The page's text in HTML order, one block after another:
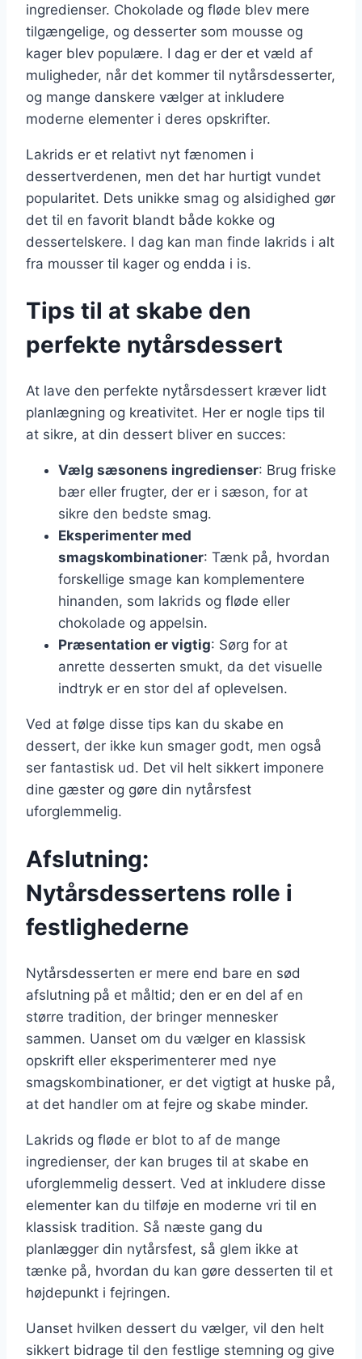
ingredienser. Chokolade og fløde blev mere
tilgængelige, og desserter som mousse og
kager blev populære. I dag er der et væld af
muligheder, når det kommer til nytårsdesserter,
og mange danskere vælger at inkludere
moderne elementer i deres opskrifter.
Lakrids er et relativt nyt fænomen i
dessertverdenen, men det har hurtigt vundet
popularitet. Dets unikke smag og alsidighed gør
det til en favorit blandt både kokke og
dessertelskere. I dag kan man finde lakrids i alt
fra mousser til kager og endda i is.
Tips til at skabe den
perfekte nytårsdessert
At lave den perfekte nytårsdessert kræver lidt
planlægning og kreativitet. Her er nogle tips til
at sikre, at din dessert bliver en succes:
Vælg sæsonens ingredienser: Brug friske
bær eller frugter, der er i sæson, for at
sikre den bedste smag.
Eksperimenter med
smagskombinationer: Tænk på, hvordan
forskellige smage kan komplementere
hinanden, som lakrids og fløde eller
chokolade og appelsin.
Præsentation er vigtig: Sørg for at
anrette desserten smukt, da det visuelle
indtryk er en stor del af oplevelsen.
Ved at følge disse tips kan du skabe en
dessert, der ikke kun smager godt, men også
ser fantastisk ud. Det vil helt sikkert imponere
dine gæster og gøre din nytårsfest
uforglemmelig.
Afslutning:
Nytårsdessertens rolle i
festlighederne
Nytårsdesserten er mere end bare en sød
afslutning på et måltid; den er en del af en
større tradition, der bringer mennesker
sammen. Uanset om du vælger en klassisk
opskrift eller eksperimenterer med nye
smagskombinationer, er det vigtigt at huske på,
at det handler om at fejre og skabe minder.
Lakrids og fløde er blot to af de mange
ingredienser, der kan bruges til at skabe en
uforglemmelig dessert. Ved at inkludere disse
elementer kan du tilføje en moderne vri til en
klassisk tradition. Så næste gang du
planlægger din nytårsfest, så glem ikke at
tænke på, hvordan du kan gøre desserten til et
højdepunkt i fejringen.
Uanset hvilken dessert du vælger, vil den helt
sikkert bidrage til den festlige stemning og give